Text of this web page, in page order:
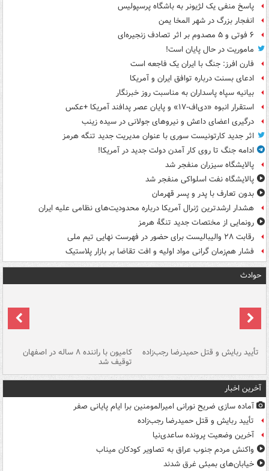
پاسخ منفی یک لژیونر به باشگاه پرسپولیس
انفجار بزرگ در شهر المخا یمن
۶ فوتی و ۵ مصدوم بر اثر تصادف زنجیره‌ای
ماموریت در حال پایان است!
فارن افرز: جنگ با ایران یک فاجعه است
ادعای بسنت درباره توافق ایران و آمریکا
بیانیه سپاه پاسداران به مناسبت روز خبرنگار
استقرار انبوه «دی‌اف‑۱۷» و پایان عصر پدافند آمریکا +عکس
درگیری اعضای داعش و نیروهای جولانی در سیده زینب
اثر جدید کارتونیست سوری با عنوان مدیریت جدید تنگه هرمز
ادامه جنگ تا روی کار آمدن دولت جدید در آمریکا!
پالایشگاه سیزران منفجر شد
پالایشگاه نفت اسلواکی منفجر شد
بدون تعارف با پدر و پسر قهرمان
هشدار ارشدترین ژنرال آمریکا درباره محدودیت‌های نظامی علیه ایران
رونمایی از مختصات جدید تنگۀ هرمز
رقابت ۲۸ والیبالیست برای حضور در فهرست نهایی تیم ملی
فشار هم‌زمان گرانی مواد اولیه و افت تقاضا بر بازار پلاستیک
حوادث
تأیید ربایش و قتل حمیدرضا رجب‌زاده کامیون با راننده ۸ ساله در اصفهان
توقیف شد
آخرین اخبار
آماده سازی ضریح نورانی امیرالمومنین برا ایام پایانی صفر
تأیید ربایش و قتل حمیدرضا رجب‌زاده
آخرین وضعیت پرونده ساعدی‌نیا
واکنش مردم جنوب عراق به تصاویر کودکان میناب
خیابان‌های بمبئی غرق شدند